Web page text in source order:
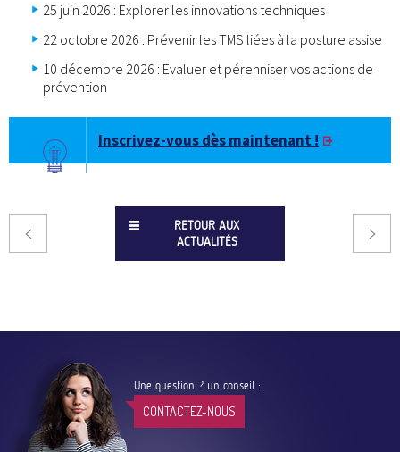
25 juin 2026 : Explorer les innovations techniques
22 octobre 2026 : Prévenir les TMS liées à la posture assise
10 décembre 2026 : Evaluer et pérenniser vos actions de
prévention
Inscrivez-vous dès maintenant !
RETOUR AUX
ACTUALITÉS
Une question ? un conseil :
CONTACTEZ-NOUS